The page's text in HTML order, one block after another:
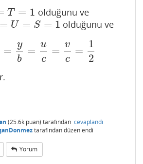
T = 1 olduğunu ve
= U = S = 1
U= S= 1 olduğunu ve
=
y
b
=
u
c
=
v
c
=
1
2
b= yb =uc =v =1 2
(25.6k puan) tarafından cevaplandı
tarafındandüzenlendi
Yorum